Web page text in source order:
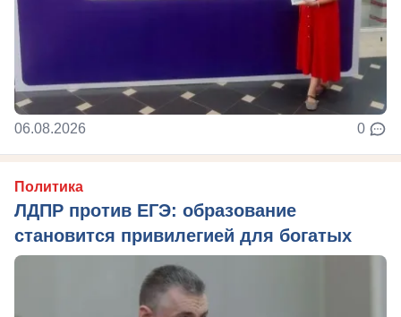
06.08.2026 0
Политика
ЛДПР против ЕГЭ: образование
становится привилегией для богатых